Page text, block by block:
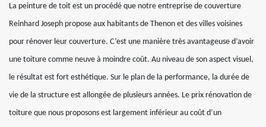
La peinture de toit est un procédé que notre entreprise de couverture
Reinhard Joseph propose aux habitants de Thenon et des villes voisines
pour rénover leur couverture. C’est une manière très avantageuse d’avoir
une toiture comme neuve à moindre coût. Au niveau de son aspect visuel,
le résultat est fort esthétique. Sur le plan de la performance, la durée de
vie de la structure est allongée de plusieurs années. Le prix rénovation de
toiture que nous proposons est largement inférieur au coût d’un